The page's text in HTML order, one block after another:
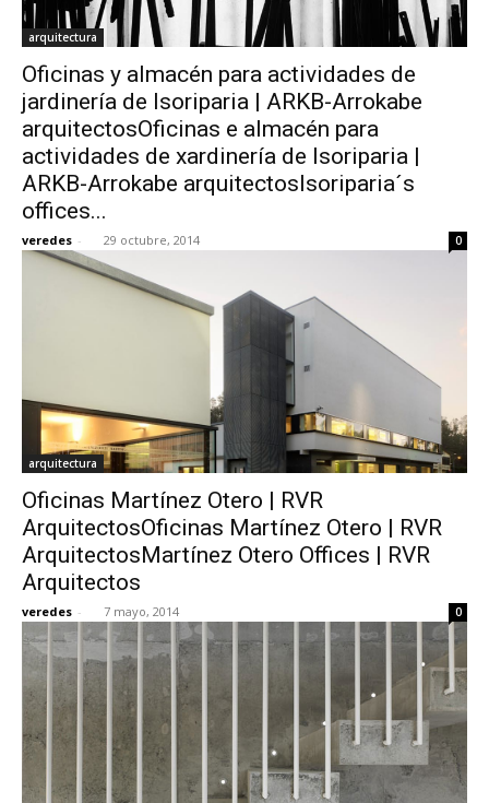
arquitectura
Oficinas y almacén para actividades de
jardinería de Isoriparia | ARKB-Arrokabe
arquitectosOficinas e almacén para
actividades de xardinería de Isoriparia |
ARKB-Arrokabe arquitectosIsoriparia´s
offices...
veredes - 29 octubre, 2014 0
arquitectura
Oficinas Martínez Otero | RVR
ArquitectosOficinas Martínez Otero | RVR
ArquitectosMartínez Otero Offices | RVR
Arquitectos
veredes - 7 mayo, 2014 0